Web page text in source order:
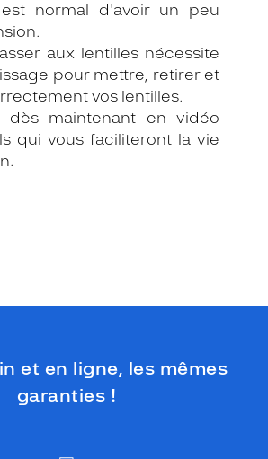
normal d'avoir un peu
aux lentilles nécessite
pour mettre, retirer et
vos lentilles.
dès maintenant en vidéo
qui vous faciliteront la vie
et en ligne, les mêmes
garanties !